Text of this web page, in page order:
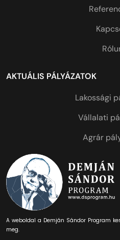
AKTUÁLIS PÁLYÁZATOK
Lakossági
Vállalati
Agrár
A weboldal a Demján Sándor Program
meg.